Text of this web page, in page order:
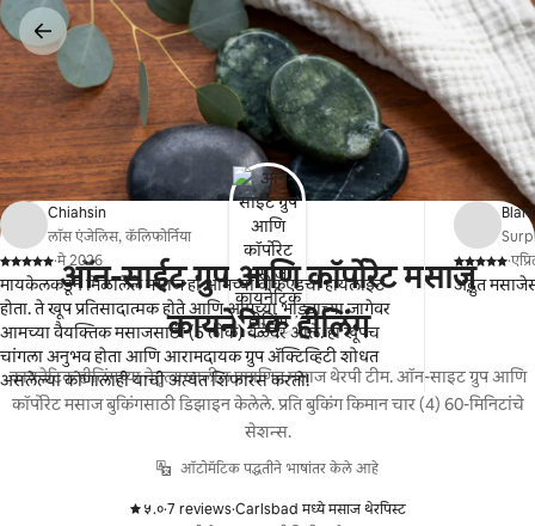
कंटेंटवर
जा
ऑन-साईट ग्रुप आणि कॉर्पोरेट मसाज
कायनेटिक हीलिंग
कायनेटिक हीलिंगच्या नेतृत्वाखालील प्रमाणित मसाज थेरपी टीम. ऑन-साइट ग्रुप आणि
कॉर्पोरेट मसाज बुकिंगसाठी डिझाइन केलेले. प्रति बुकिंग किमान चार (4) 60-मिनिटांचे
सेशन्स.
ऑटोमॅटिक पद्धतीने भाषांतर केले आहे
५.०·7 reviews·Carlsbad मध्ये मसाज थेरपिस्ट
Chiahsin
लॉस एंजेलिस, कॅलिफोर्निया
,
·मे 2026
मायकेलकडून मिळालेले मसाज हा आमच्या वीकएंडचा हायलाइट
होता. ते खूप प्रतिसादात्मक होते आणि आमच्या भाड्याच्या जागेवर
आमच्या वैयक्तिक मसाजसाठी (5 लोक) वेळेवर आले. हा खूपच
चांगला अनुभव होता आणि आरामदायक ग्रुप ॲक्टिव्हिटी शोधत
असलेल्या कोणालाही याची अत्यंत शिफारस करतो!
,
·
अद्भुत